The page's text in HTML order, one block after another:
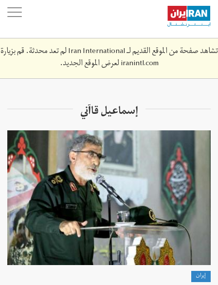
Skip
main
content
تشاهد صفحة من الموقع القديم لـ Iran International لم تعد محدثة. قم بزيارة
iranintl.comلعرض الموقع الجديد.
إسماعيل قاآني
إيران